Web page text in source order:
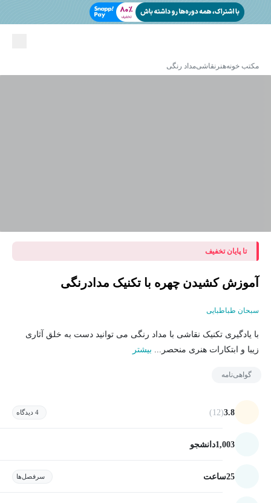
مکتب خونههنر نقاشیمداد رنگی
تا پایان تخفیف
آموزش کشیدن چهره با تکنیک مدادرنگی
سبحان طباطبایی
با یادگیری تکنیک نقاشی با مداد رنگی می توانید دست به خلق آثاری
زیبا و ابتکارات هنری منحصر... بیشتر
گواهی‌نامه
3.8
(12) 4 دیدگاه
1,003دانشجو
25ساعت سرفصل‌ها